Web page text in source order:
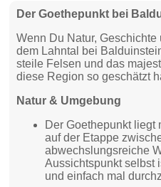
Der Goethepunkt bei
Wenn Du Natur,
dem Lahntal bei
steile Felsen und das
diese Region so geschätzt
Natur & Umgebung
Der Goethepunkt liegt
auf der Etappe
abwechslungsreiche
Aussichtspunkt selbst
und einfach mal